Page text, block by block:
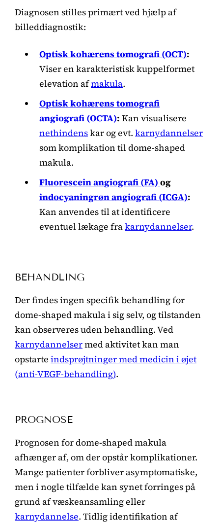
Diagnosen stilles primært ved hjælp af
billeddiagnostik:
Optisk kohærens tomografi (OCT):
Viser en karakteristisk kuppelformet
elevation afmakula.
Optisk kohærens tomografi
angiografi (OCTA): Kan visualisere
nethindenskar og evt. karnydannelser
som komplikation til dome-shaped
makula.
Fluorescein angiografi (FA) og
indocyaningrøn angiografi (ICGA):
Kan anvendes til at identificere
eventuel lækage frakarnydannelser.
BEHANDLING
Der findes ingen specifik behandling for
dome-shaped makula i sig selv, og tilstanden
kan observeres uden behandling. Ved
karnydannelsermed aktivitet kan man
opstarte indsprøjtninger med medicin i øjet
(anti-VEGF-behandling).
PROGNOSE
Prognosen for dome-shaped makula
afhænger af, om der opstår komplikationer.
Mange patienter forbliver asymptomatiske,
men i nogle tilfælde kan synet forringes på
grund af væskeansamling eller
karnydannelse. Tidlig identifikation af